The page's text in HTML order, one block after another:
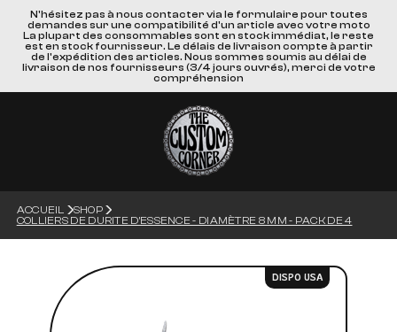
N'hésitez pas à nous contacter via le formulaire pour toutes
demandes sur une compatibilité d'un article avec votre moto
La plupart des consommables sont en stock immédiat, le reste
est en stock fournisseur. Le délais de livraison compte à partir
de l'expédition des articles. Nous sommes soumis au délai de
livraison de nos fournisseurs (3/4 jours ouvrés), merci de votre
compréhension
ACCUEIL
SHOP
COLLIERS DE DURITE D'ESSENCE - DIAMÈTRE 8 MM - PACK DE 4
DISPO USA